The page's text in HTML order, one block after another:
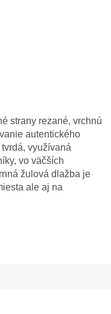
strany rezané, vrchnú
autentického
využívaná
vo väčších
žulová dlažba je
ale aj na